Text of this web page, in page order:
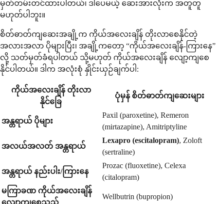
မှတ်တမ်းတင်ထားပါတယ်၊ ဒါပေမယ့် ဆေးအားလုံးက အတူတူ
မဟုတ်ပါဘူး။
စိတ်ဓာတ်ကျဆေးအချို့က ကိုယ်အလေးချိန် တိုးလာစေနိုင်တဲ့
အလားအလာ ပိုများပြီး၊ အချို့ကတော့ “ကိုယ်အလေးချိန်-ကြားနေ”
လို့ သတ်မှတ်ခံရပါတယ် သို့မဟုတ် ကိုယ်အလေးချိန် လျော့ကျစေ
နိုင်ပါတယ်။ ဒါက အလုံးစုံ နှိုင်းယှဉ်ချက်ပါ:
ကိုယ်အလေးချိန် တိုးလာ
နိုင်ခြေ
ပုံမှန် စိတ်ဓာတ်ကျဆေးများ
အန္တရာယ် ပိုများ
Paxil (paroxetine), Remeron
(mirtazapine), Amitriptyline
အလယ်အလတ် အန္တရာယ်
Lexapro (escitalopram), Zoloft
(sertraline)
အန္တရာယ် နည်းပါး/ကြားနေ
Prozac (fluoxetine), Celexa
(citalopram)
မကြာခဏ ကိုယ်အလေးချိန်
Wellbutrin (bupropion)